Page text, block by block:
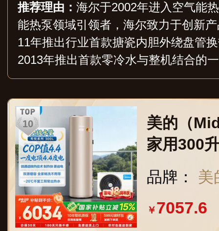
推荐理由： 海尔于2002年进入空气能
能热泵领域引领者，海尔致力于创新
11年推出行业首款搪瓷内胆外绕盘管
2013年推出首款零冷水与整机结合的
同年海尔空气能CO2技术及商用级金
家用热水、商用热水、热泵采暖三大
美的（
家用300
温R32冷
悦PLSX-
品牌： 美
￥7057.6